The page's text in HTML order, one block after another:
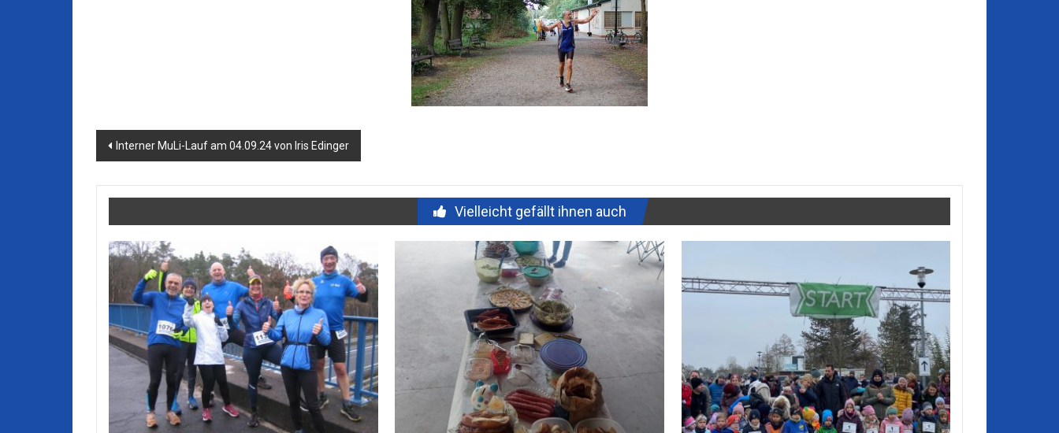
Beitragsnavigation
Interner MuLi-Lauf am 04.09.24 von Iris Edinger
Vielleicht gefällt ihnen auch